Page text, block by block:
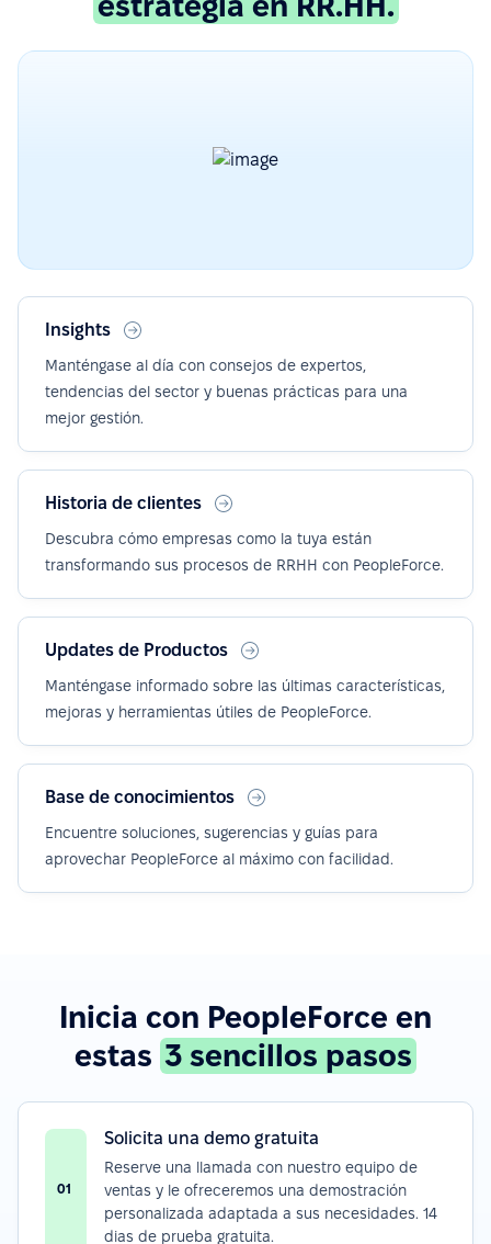
Insights
Manténgase al día con consejos de expertos,
tendencias del sector y buenas prácticas para una
mejor gestión.
Historia de clientes
Descubra cómo empresas como la tuya están
transformando sus procesos de RRHH con PeopleForce.
Updates de Productos
Manténgase informado sobre las últimas características,
mejoras y herramientas útiles de PeopleForce.
Base de conocimientos
Encuentre soluciones, sugerencias y guías para
aprovechar PeopleForce al máximo con facilidad.
Inicia con PeopleForce en
estas 3 sencillos pasos
01
Solicita una demo gratuita
Reserve una llamada con nuestro equipo de
ventas y le ofreceremos una demostración
personalizada adaptada a sus necesidades. 14
dias de prueba gratuita.